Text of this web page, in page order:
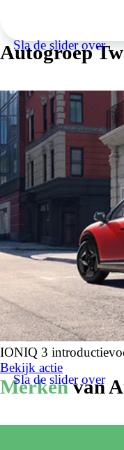
Autogroep
Sla de slider over
IONIQ 3
Bekijk actie
Merkenvan
Sla de slider over